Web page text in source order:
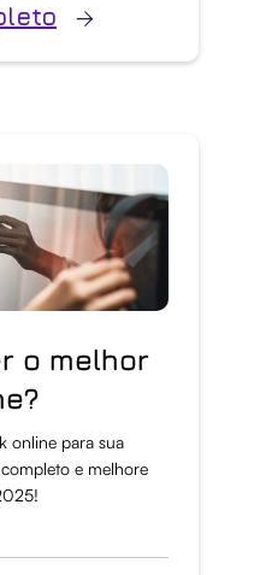
o melhor
online para sua
e melhore